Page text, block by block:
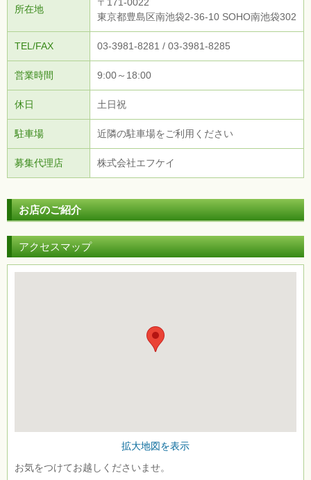
所在地
東京都豊島区南池袋2-36-10 SOHO南池袋302
TEL/FAX 03-3981-8281 / 03-3981-8285
営業時間 9:00～18:00
休日 土日祝
駐車場 近隣の駐車場をご利用ください
募集代理店 株式会社エフケイ
お店のご紹介
アクセスマップ
拡大地図を表示
お気をつけてお越しくださいませ。